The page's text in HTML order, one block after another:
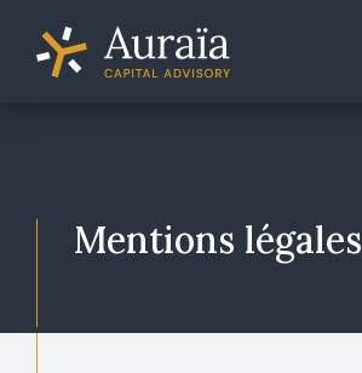
Mentions légales